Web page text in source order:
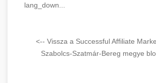
lang_down...
<-- Vissza a Successful Affiliate
Szabolcs-Szatmár-Bereg megye